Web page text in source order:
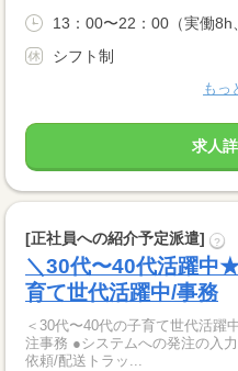
13：00〜22：00（実働8h
シフト制
もっ
求人
[正社員への紹介予定派遣] ?
＼30代〜40代活躍中
育て世代活躍中/事務
＜30代〜40代の子育て世代活
注事務 ●システムへの発注の入
依頼/配送トラッ...